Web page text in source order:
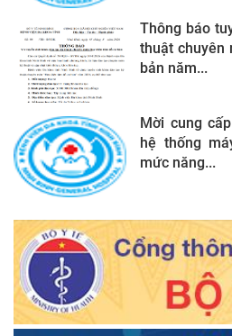
Thông báo
thuật chuyên
bản năm...
Mời cung
hệ thống
mức năng...